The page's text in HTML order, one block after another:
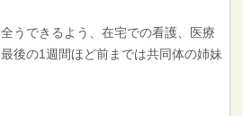
できるよう、在宅での看護、医療
後の1週間ほど前までは共同体の姉妹